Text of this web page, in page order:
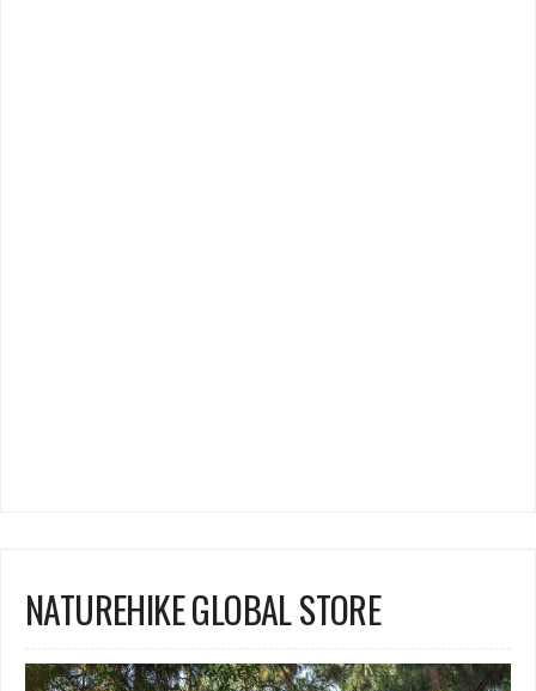
NATUREHIKE GLOBAL STORE